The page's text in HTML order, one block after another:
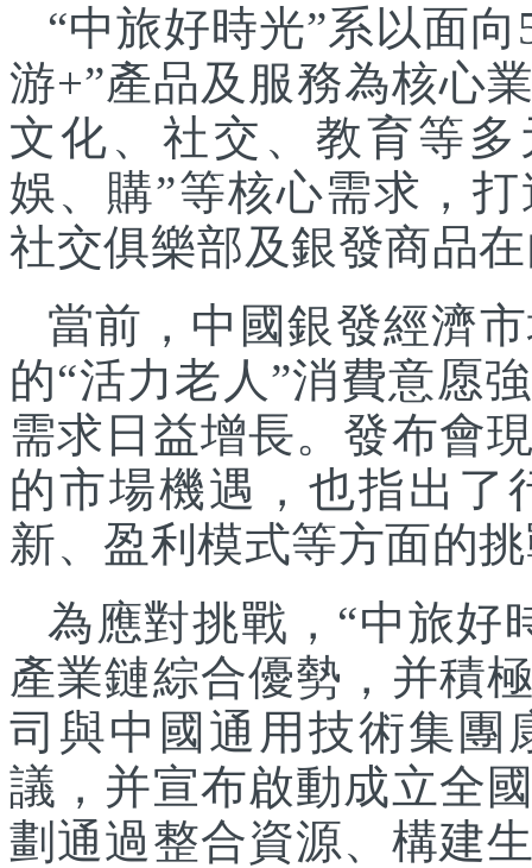
“中旅好時光”系以面
游+”產品及服務為核心
文化、社交、教育等
娛、購”等核心需求，
社交俱樂部及銀發商品
當前，中國銀發經濟
的“活力老人”消費意愿
需求日益增長。發布會
的市場機遇，也指出了
新、盈利模式等方面的
為應對挑戰，“中旅好
產業鏈綜合優勢，并積
司與中國通用技術集團
議，并宣布啟動成立全
劃通過整合資源、構建